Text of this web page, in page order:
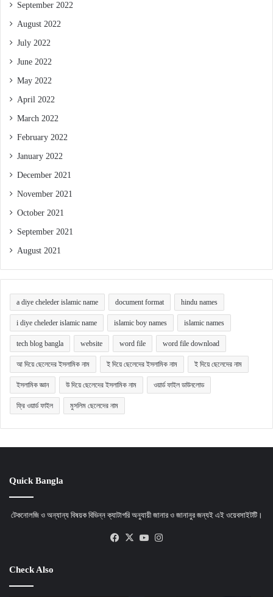
September 2022
August 2022
July 2022
June 2022
May 2022
April 2022
March 2022
February 2022
January 2022
December 2021
November 2021
October 2021
September 2021
August 2021
a diye cheleder islamic name document format hindu names
i diye cheleder islamic name islamic boy names islamic names
tech blog bangla website word file word file download
আ দিয়ে ছেলেদের ইসলামিক নাম ই দিয়ে ছেলেদের ইসলামিক নাম ই দিয়ে ছেলেদের নাম
ইসলামিক জ্ঞান উ দিয়ে ছেলেদের ইসলামিক নাম ওয়ার্ড ফাইল ডাউনলোড
ফ্রি ওয়ার্ড ফাইল মুসলিম ছেলেদের নাম
Quick Bangla
টেকনোলজি ও অন্যান্য বিষয়ক বিভিন্ন ক্যাটাগরি অনুযায়ী জানার ও জানানুর জন্যই এই ওয়েবসাইটটি।
Facebook
X YouTube
Check Also